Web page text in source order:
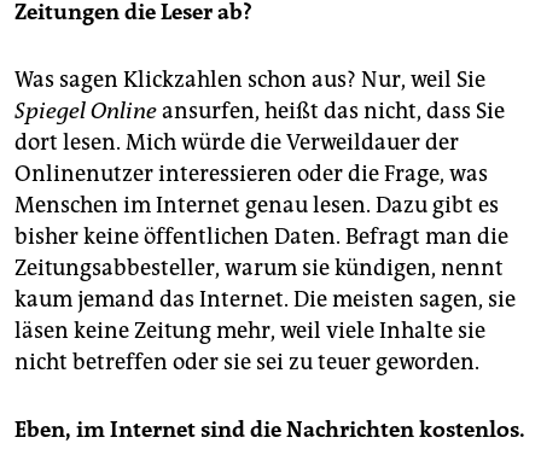
Zeitungen die Leser ab?
Was sagen Klickzahlen schon aus? Nur, weil Sie
Spiegel Onlineansurfen, heißt das nicht, dass Sie
dort lesen. Mich würde die Verweildauer der
Onlinenutzer interessieren oder die Frage, was
Menschen im Internet genau lesen. Dazu gibt es
bisher keine öffentlichen Daten. Befragt man die
Zeitungsabbesteller, warum sie kündigen, nennt
kaum jemand das Internet. Die meisten sagen, sie
läsen keine Zeitung mehr, weil viele Inhalte sie
nicht betreffen oder sie sei zu teuer geworden.
Eben, im Internet sind die Nachrichten kostenlos.